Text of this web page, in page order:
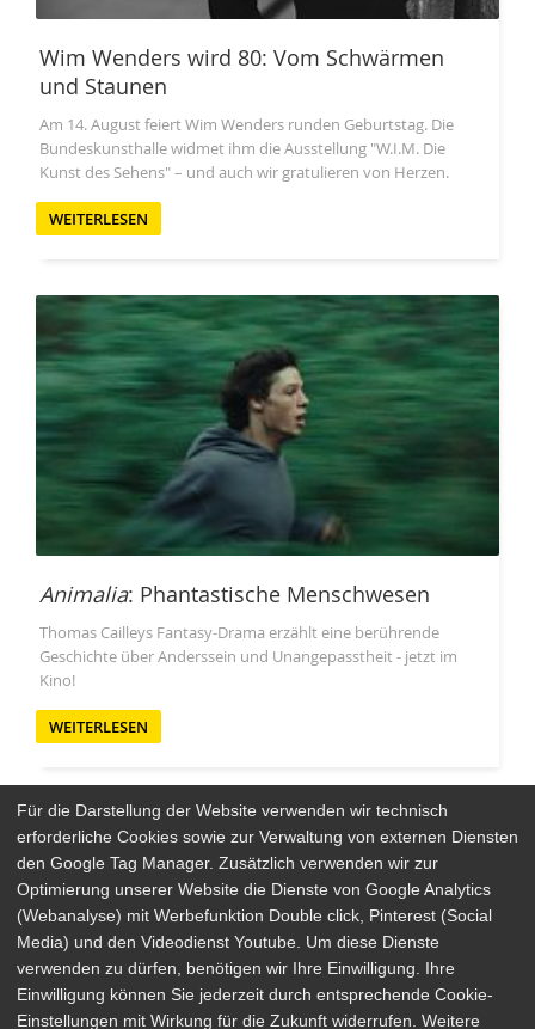
Wim Wenders wird 80: Vom Schwärmen
und Staunen
Am 14. August feiert Wim Wenders runden Geburtstag. Die
Bundeskunsthalle widmet ihm die Ausstellung "W.I.M. Die
Kunst des Sehens" – und auch wir gratulieren von Herzen.
WEITERLESEN
Animalia: Phantastische Menschwesen
Thomas Cailleys Fantasy-Drama erzählt eine berührende
Geschichte über Anderssein und Unangepasstheit - jetzt im
Kino!
WEITERLESEN
Arthaus Stores
Social Media
Detailsuche
Newsletter
Impressum
Datenschutz
Für die Darstellung der Website verwenden wir technisch
erforderliche Cookies sowie zur Verwaltung von externen Diensten
den Google Tag Manager. Zusätzlich verwenden wir zur
Optimierung unserer Website die Dienste von Google Analytics
(Webanalyse) mit Werbefunktion Double click, Pinterest (Social
Media) und den Videodienst Youtube. Um diese Dienste
verwenden zu dürfen, benötigen wir Ihre Einwilligung. Ihre
Einwilligung können Sie jederzeit durch entsprechende Cookie-
Einstellungen mit Wirkung für die Zukunft widerrufen. Weitere